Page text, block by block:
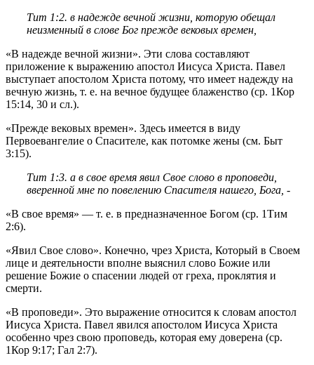
Тит 1:2. в надежде вечной жизни, которую обещал
неизменный в слове Бог прежде вековых времен,
«В надежде вечной жизни». Эти слова составляют
приложение к выражению апостол Иисуса Христа. Павел
выступает апостолом Христа потому, что имеет надежду на
вечную жизнь, т. е. на вечное будущее блаженство (ср. 1Кор
15:14, 30 и cл.).
«Прежде вековых времен». Здесь имеется в виду
Первоевангелие о Спасителе, как потомке жены (см. Быт
3:15).
Тит 1:3. а в свое время явил Свое слово в проповеди,
вверенной мне по повелению Спасителя нашего, Бога, -
«В свое время» — т. е. в предназначенное Богом (ср. 1Тим
2:6).
«Явил Свое слово». Конечно, чрез Христа, Который в Своем
лице и деятельности вполне выяснил слово Божие или
решение Божие о спасении людей от греха, проклятия и
смерти.
«В проповеди». Это выражение относится к словам апостол
Иисуса Христа. Павел явился апостолом Иисуса Христа
особенно чрез свою проповедь, которая ему доверена (ср.
1Кор 9:17; Гал 2:7).